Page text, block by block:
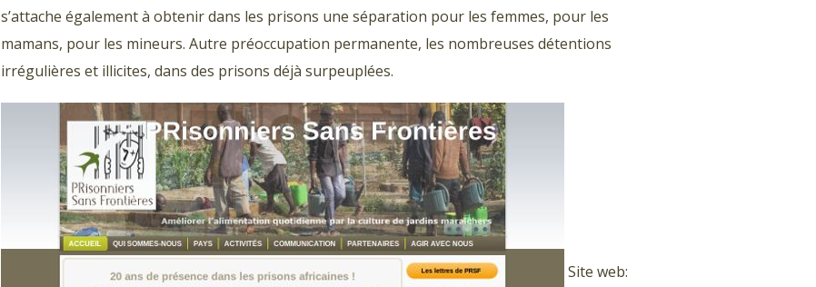
s’attache également à obtenir dans les prisons une séparation pour les femmes, pour les
mamans, pour les mineurs. Autre préoccupation permanente, les nombreuses détentions
irrégulières et illicites, dans des prisons déjà surpeuplées.
Site web: